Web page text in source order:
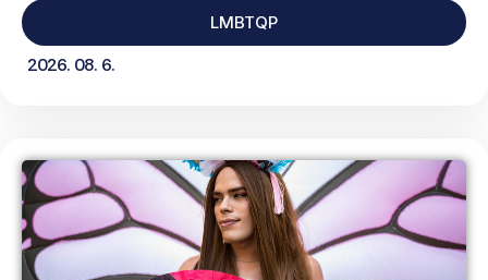
LMBTQP
2026. 08. 6.